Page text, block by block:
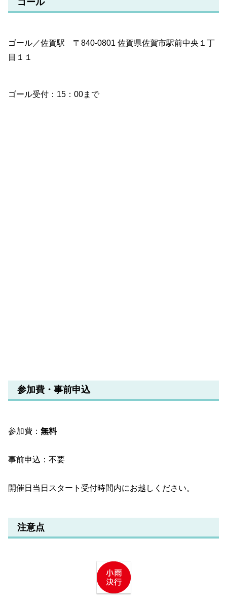
ゴール／佐賀駅 〒840-0801 佐賀県佐賀市駅前中央１丁
目１１
ゴール受付：15：00まで
参加費・事前申込
参加費： 無料
事前申込：不要
開催日当日スタート受付時間内にお越しください。
注意点